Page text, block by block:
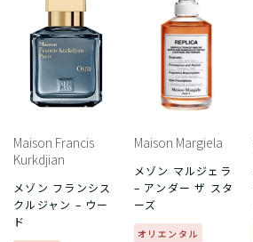
Maison Francis
Kurkdjian
メゾン フランシス
クルジャン – ウー
ド
Maison Margiela
メゾン マルジェラ
– アンダー ザ スタ
ーズ
オリエンタル